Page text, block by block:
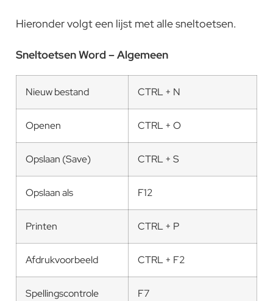
Hieronder volgt een lijst met alle sneltoetsen.
Sneltoetsen Word – Algemeen
Nieuw bestand CTRL + N
Openen CTRL + O
Opslaan (Save) CTRL + S
Opslaan als F12
Printen CTRL + P
Afdrukvoorbeeld CTRL + F2
Spellingscontrole F7